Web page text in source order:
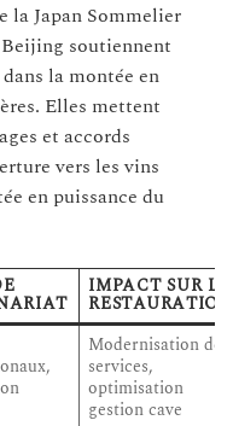
la Japan Sommelier
soutiennent
la montée en
Elles mettent
et accords
vers les vins
en puissance du
IMPACT SUR LA
RESTAURATION
Modernisation des
services,
optimisation
gestion cave